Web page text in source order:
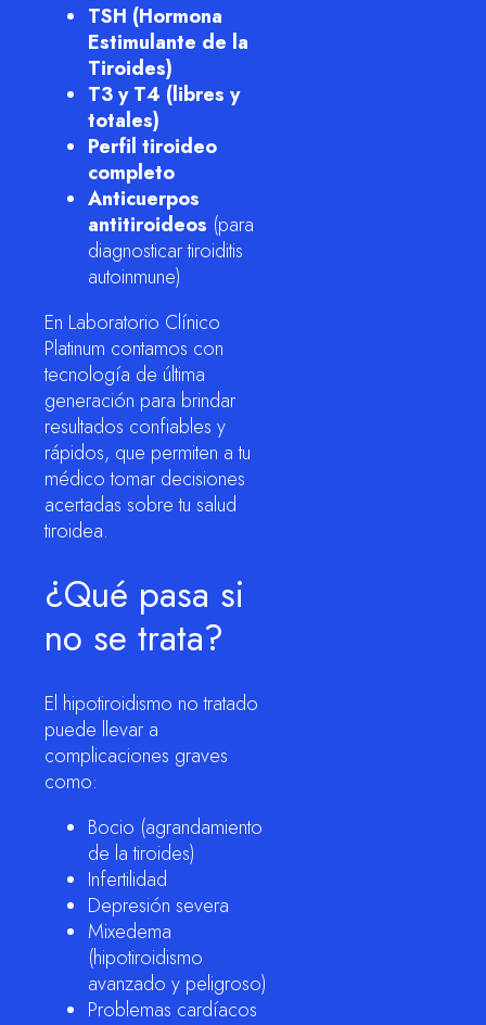
TSH (Hormona
Estimulante de la
Tiroides)
T3 y T4 (libres y
totales)
Perfil tiroideo
completo
Anticuerpos
antitiroideos (para
diagnosticar tiroiditis
autoinmune)
En Laboratorio Clínico
Platinum contamos con
tecnología de última
generación para brindar
resultados confiables y
rápidos, que permiten a tu
médico tomar decisiones
acertadas sobre tu salud
tiroidea.
¿Qué pasa si
no se trata?
El hipotiroidismo no tratado
puede llevar a
complicaciones graves
como:
Bocio (agrandamiento
de la tiroides)
Infertilidad
Depresión severa
Mixedema
(hipotiroidismo
avanzado y peligroso)
Problemas cardíacos